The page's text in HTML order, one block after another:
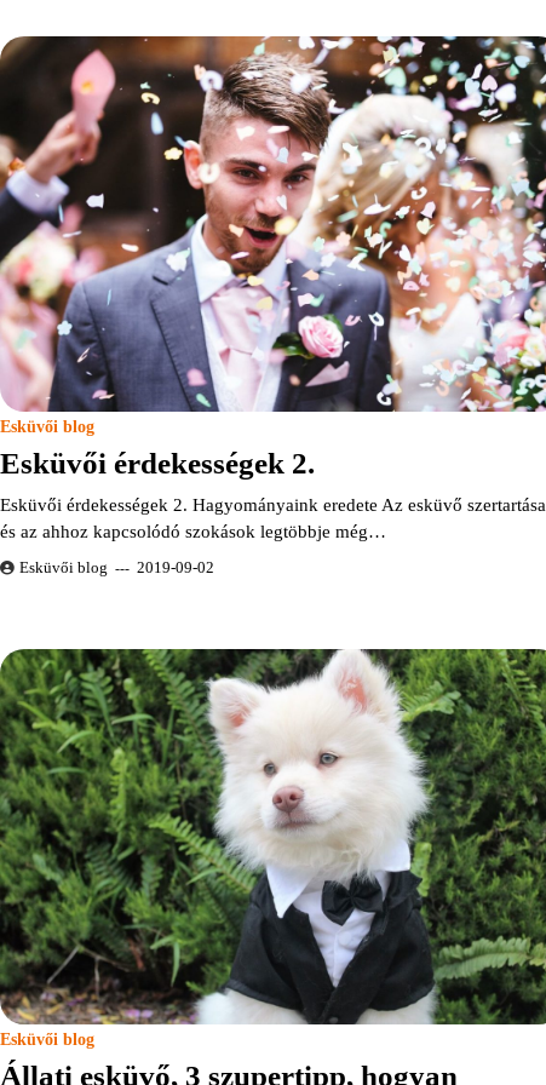
Esküvői blog
Esküvői érdekességek 2.
Esküvői érdekességek 2. Hagyományaink eredete Az esküvő szertartása
és az ahhoz kapcsolódó szokások legtöbbje még…
Esküvői blog 2019-09-02
Esküvői blog
Állati esküvő, 3 szupertipp, hogyan